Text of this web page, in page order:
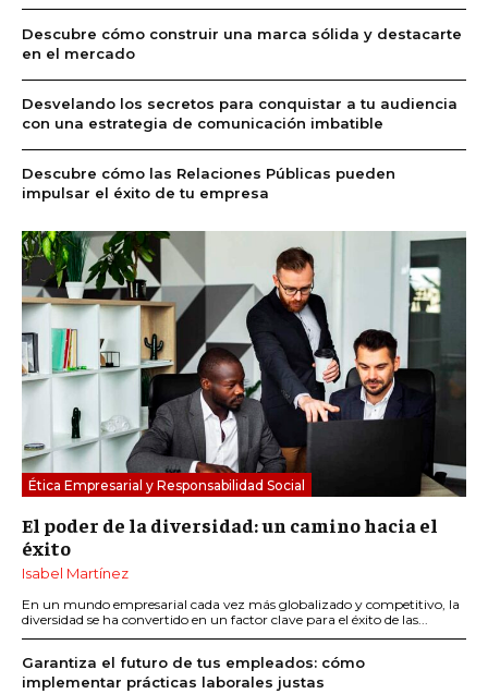
Descubre cómo construir una marca sólida y destacarte
en el mercado
Desvelando los secretos para conquistar a tu audiencia
con una estrategia de comunicación imbatible
Descubre cómo las Relaciones Públicas pueden
impulsar el éxito de tu empresa
Ética Empresarial y Responsabilidad Social
El poder de la diversidad: un camino hacia el
éxito
Isabel Martínez
En un mundo empresarial cada vez más globalizado y competitivo, la
diversidad se ha convertido en un factor clave para el éxito de las...
Garantiza el futuro de tus empleados: cómo
implementar prácticas laborales justas